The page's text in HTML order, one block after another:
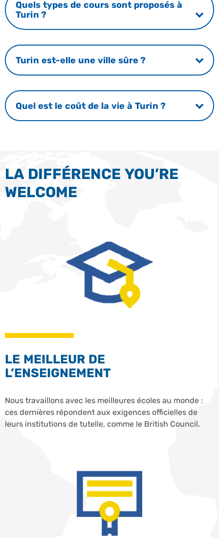
Quels types de cours sont proposés à
Turin ?
Turin est-elle une ville sûre ?
Quel est le coût de la vie à Turin ?
LA DIFFÉRENCE YOU’RE
WELCOME
LE MEILLEUR DE
L’ENSEIGNEMENT
Nous travaillons avec les meilleures écoles au monde :
ces dernières répondent aux exigences officielles de
leurs institutions de tutelle, comme le British Council.